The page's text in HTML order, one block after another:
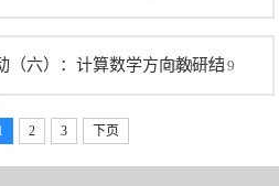
（六）：计算数学方向教研结
2021/07/19
2 3 下页